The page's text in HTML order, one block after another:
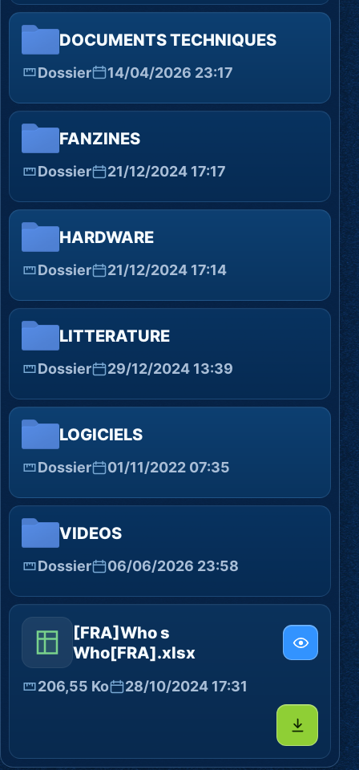
DOCUMENTS TECHNIQUES
Dossier 14/04/2026 23:17
FANZINES
Dossier 21/12/2024 17:17
HARDWARE
Dossier 21/12/2024 17:14
LITTERATURE
Dossier 29/12/2024 13:39
LOGICIELS
Dossier 01/11/2022 07:35
VIDEOS
Dossier 06/06/2026 23:58
[FRA]Who s
Who[FRA].xlsx
206,55 Ko 28/10/2024 17:31